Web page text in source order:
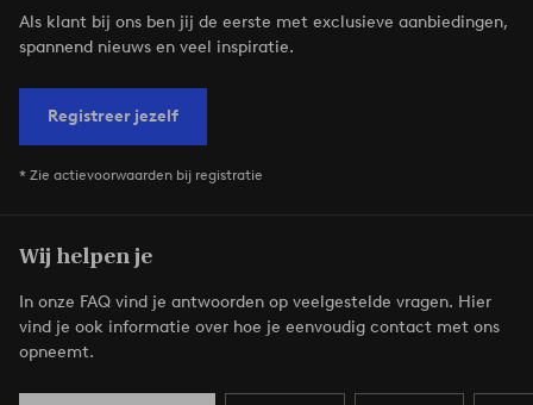
Als klant bij ons ben jij de eerste met exclusieve aanbiedingen,
spannend nieuws en veel inspiratie.
Registreer jezelf
* Zie actievoorwaarden bij registratie
Wij helpen je
In onze FAQ vind je antwoorden op veelgestelde vragen. Hier
vind je ook informatie over hoe je eenvoudig contact met ons
opneemt.